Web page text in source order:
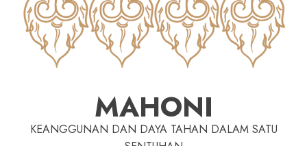
MAHONI
KEANGGUNAN DAN DAYA TAHAN DALAM SATU